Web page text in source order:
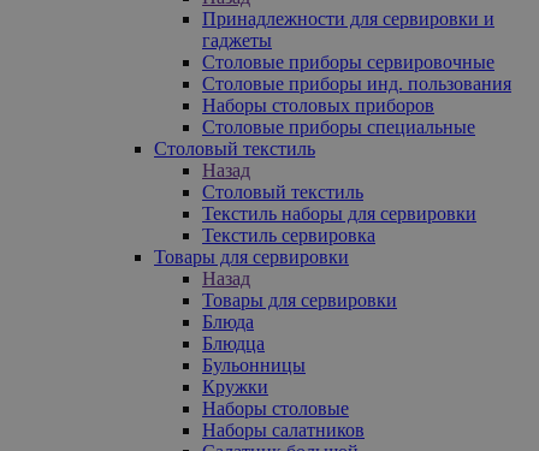
Принадлежности для сервировки и
гаджеты
Столовые приборы сервировочные
Столовые приборы инд. пользования
Наборы столовых приборов
Столовые приборы специальные
Столовый текстиль
Назад
Столовый текстиль
Текстиль наборы для сервировки
Текстиль сервировка
Товары для сервировки
Назад
Товары для сервировки
Блюда
Блюдца
Бульонницы
Кружки
Наборы столовые
Наборы салатников